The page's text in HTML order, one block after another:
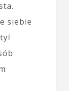
siebie